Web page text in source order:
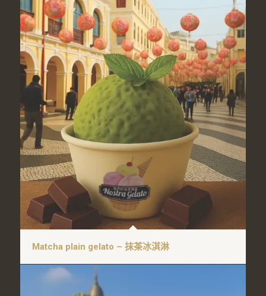
Matcha plain gelato – 抹茶冰淇淋